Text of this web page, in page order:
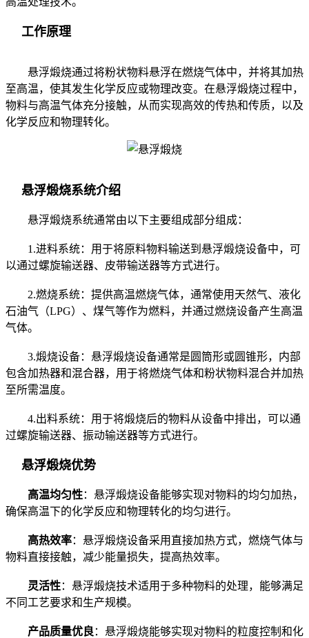
工作原理
悬浮煅烧通过将粉状物料悬浮在燃烧气体中，并将其加热
至高温，使其发生化学反应或物理改变。在悬浮煅烧过程中，
物料与高温气体充分接触，从而实现高效的传热和传质，以及
化学反应和物理转化。
悬浮煅烧系统介绍
悬浮煅烧系统通常由以下主要组成部分组成：
1.进料系统：用于将原料物料输送到悬浮煅烧设备中，可
以通过螺旋输送器、皮带输送器等方式进行。
2.燃烧系统：提供高温燃烧气体，通常使用天然气、液化
石油气（LPG）、煤气等作为燃料，并通过燃烧设备产生高温
气体。
3.煅烧设备：悬浮煅烧设备通常是圆筒形或圆锥形，内部
包含加热器和混合器，用于将燃烧气体和粉状物料混合并加热
至所需温度。
4.出料系统：用于将煅烧后的物料从设备中排出，可以通
过螺旋输送器、振动输送器等方式进行。
悬浮煅烧优势
高温均匀性：悬浮煅烧设备能够实现对物料的均匀加热，
确保高温下的化学反应和物理转化的均匀进行。
高热效率：悬浮煅烧设备采用直接加热方式，燃烧气体与
物料直接接触，减少能量损失，提高热效率。
灵活性：悬浮煅烧技术适用于多种物料的处理，能够满足
不同工艺要求和生产规模。
产品质量优良 ：悬浮煅烧能够实现对物料的粒度控制和化